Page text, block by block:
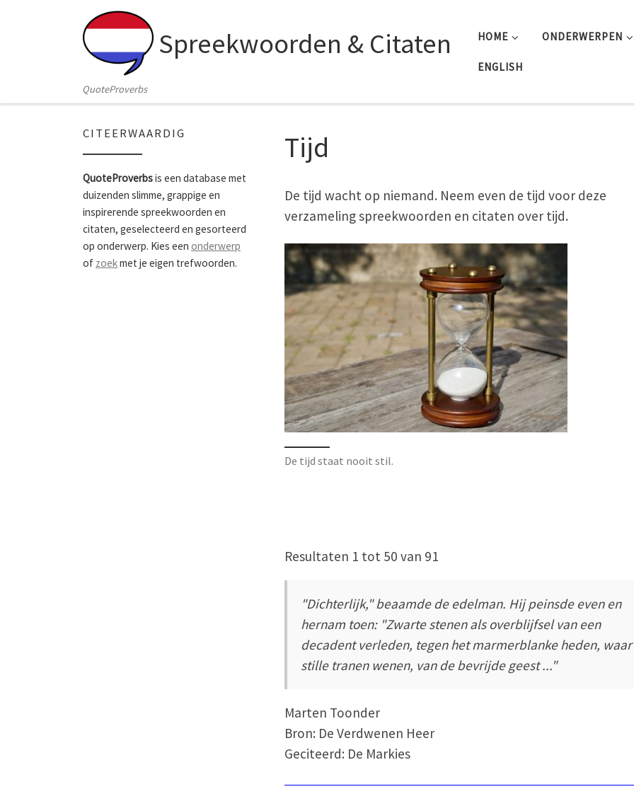
Skip to content
Spreekwoorden & Citaten
QuoteProverbs
HOME ONDERWERPEN
ENGLISH
Tijd
De tijd wacht op niemand. Neem even de tijd voor deze
verzameling spreekwoorden en citaten over tijd.
De tijd staat nooit stil.
Resultaten 1 tot 50 van 91
"Dichterlijk," beaamde de edelman. Hij peinsde even en
hernam toen: "Zwarte stenen als overblijfsel van een
decadent verleden, tegen het marmerblanke heden,
stille tranen wenen, van de bevrijde geest ..."
Marten Toonder
Bron: De Verdwenen Heer
Geciteerd: De Markies
CITEERWAARDIG
QuoteProverbsis een database met
duizenden slimme, grappige en
inspirerende spreekwoorden en
citaten, geselecteerd en gesorteerd
op onderwerp. Kies een onderwerp
of zoekmet je eigen trefwoorden.